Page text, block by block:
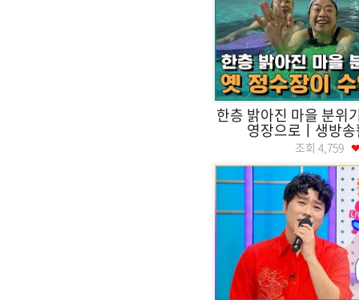
한층 밝아진 마을 분위
영장으로ㅣ생방
조회 4,759